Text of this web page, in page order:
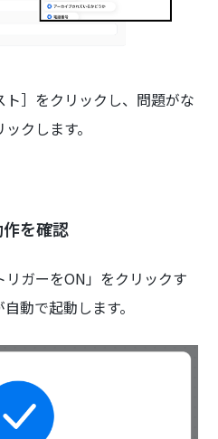
］をクリックし、問題がな
クします。
を確認
ガーをON」をクリックす
動で起動します。